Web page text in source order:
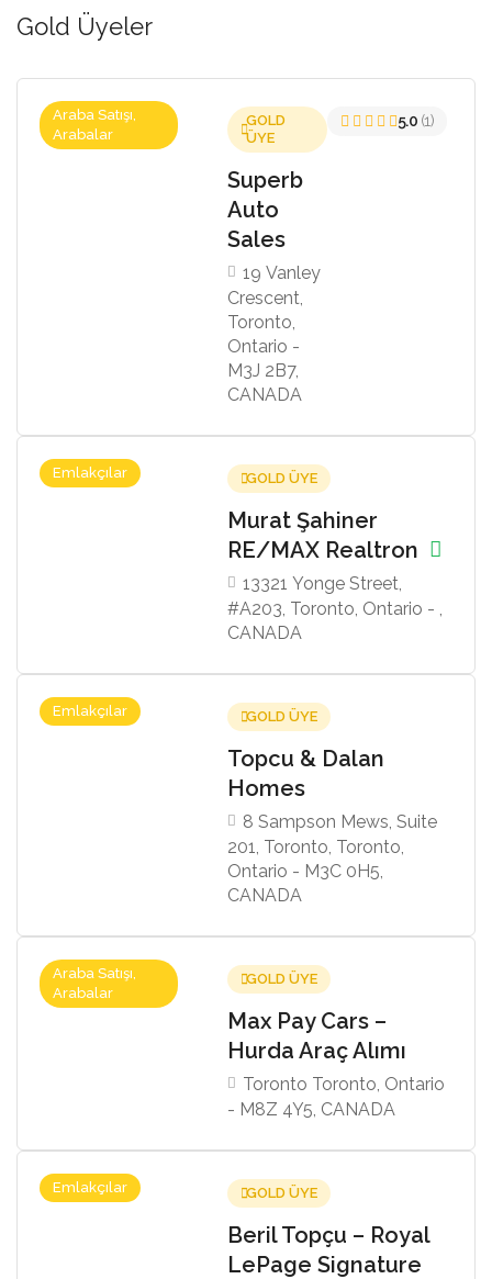
Gold Üyeler
Araba Satışı,
Arabalar
GOLD
ÜYE
Superb
Auto
Sales
19 Vanley
Crescent,
Toronto,
Ontario -
M3J 2B7,
CANADA
5.0 (1)
Emlakçılar GOLD ÜYE
Murat Şahiner
RE/MAX Realtron
13321 Yonge Street,
#A203, Toronto, Ontario - ,
CANADA
Emlakçılar GOLD ÜYE
Topcu & Dalan
Homes
8 Sampson Mews, Suite
201, Toronto, Toronto,
Ontario - M3C 0H5,
CANADA
Araba Satışı,
Arabalar
GOLD ÜYE
Max Pay Cars –
Hurda Araç Alımı
Toronto Toronto, Ontario
- M8Z 4Y5, CANADA
Emlakçılar GOLD ÜYE
Beril Topçu – Royal
LePage Signature